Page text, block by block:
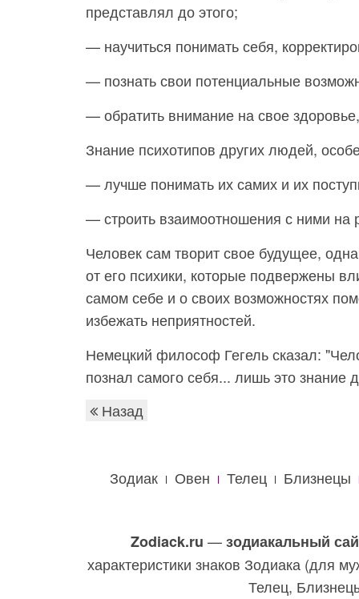
представлял до этого;
— научиться понимать себя,
— познать свои потенциальные
— обратить внимание на свое
Знание психотипов других людей,
— лучше понимать их самих и их
— строить взаимоотношения с ними на
Человек сам творит свое будущее,
от его психики, которые подвержены
самом себе и о своих возможностях
избежать неприятностей.
Немецкий философ Гегель сказал:
познал самого себя... лишь это знание
Назад
Зодиак Овен Телец Близнецы
Zodiack.ru —зодиакальный
характеристики знаков Зодиака (для
Телец,